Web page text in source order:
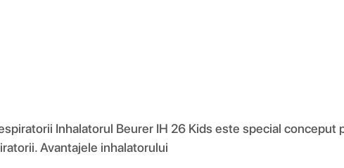
Inhalatorul Beurer IH 26 Kids este special
Avantajele inhalatorului